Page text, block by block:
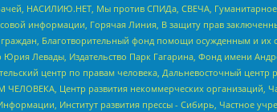
НАСИЛИЮ.НЕТ, Мы против СПИДа, СВЕЧА, Гуманитарное
информации, Горячая Линия, В защиту прав
Благотворительный фонд помощи осужденным и их
Левады, Издательство Парк Гагарина, Фонд имени
центр по правам человека, Дальневосточный
Центр развития некоммерческих организаций,
Институт развития прессы - Сибирь, Частное